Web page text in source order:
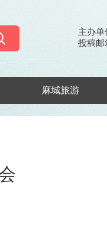
主办
投稿邮
麻城旅游